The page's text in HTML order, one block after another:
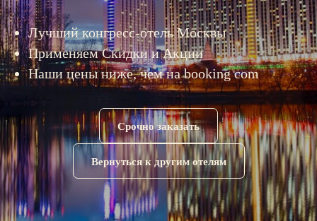
Лучший конгресс-отель Москвы
Применяем Скидки и Акции
Наши цены ниже, чем на booking com
Срочно заказать
Вернуться к другим отелям